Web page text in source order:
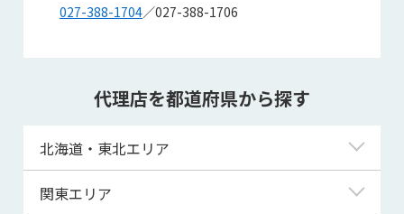
027-388-1704／027-388-1706
代理店を都道府県から探す
北海道・東北エリア
北海道
関東エリア